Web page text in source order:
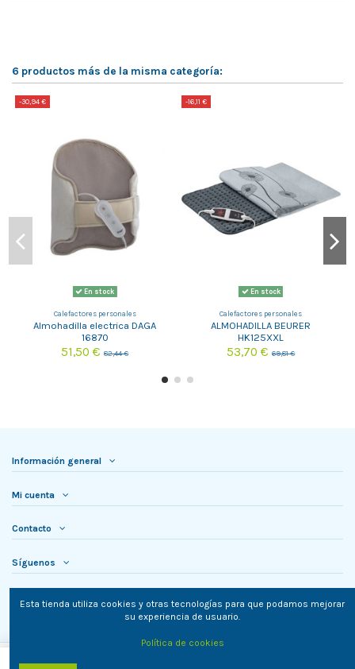
6 productos más de la misma categoría:
-30,94 €
En stock
Calefactores personales
Almohadilla electrica DAGA
16870
51,50 €82,44 €
-16,11 €
En stock
Calefactores personales
ALMOHADILLA BEURER
HK125XXL
53,70 €69,81 €
Información general
Mi cuenta
Contacto
Síguenos
Esta tienda utiliza cookies y otras tecnologías para que podamos mejorar
su experiencia de usuario.
Política de cookies